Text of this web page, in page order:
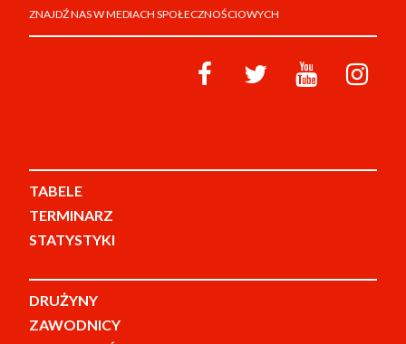
ZNAJDŹ NAS W MEDIACH SPOŁECZNOŚCIOWYCH
TABELE
TERMINARZ
STATYSTYKI
DRUŻYNY
ZAWODNICY